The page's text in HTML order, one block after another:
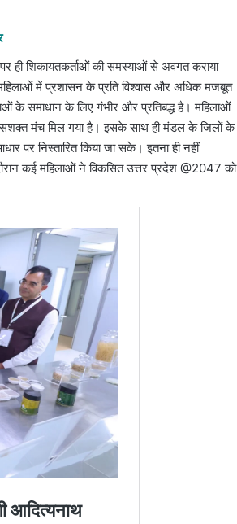
ही शिकायतकर्ताओं की समस्याओं से अवगत कराया
में प्रशासन के प्रति विश्वास और अधिक मजबूत
के समाधान के लिए गंभीर और प्रतिबद्ध है। महिलाओं
मंच मिल गया है। इसके साथ ही मंडल के जिलों के
पर निस्तारित किया जा सके। इतना ही नहीं
कई महिलाओं ने विकसित उत्तर प्रदेश @2047 को